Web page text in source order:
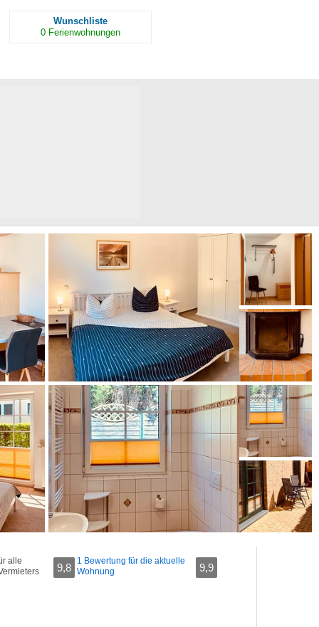
Wunschliste
0 Ferienwohnungen
alle
9,8
1 Bewertung für die aktuelle
Wohnung
9,9